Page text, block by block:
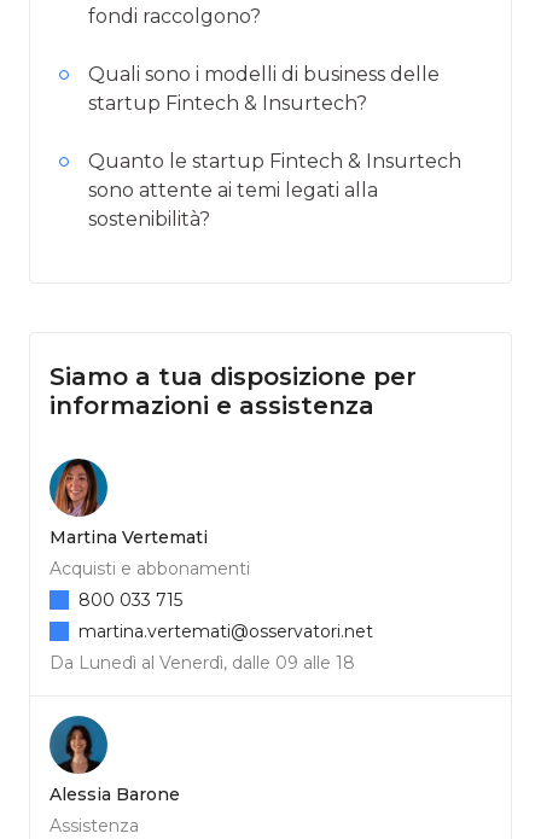
fondi raccolgono?
Quali sono i modelli di business delle
startup Fintech & Insurtech?
Quanto le startup Fintech & Insurtech
sono attente ai temi legati alla
sostenibilità?
Siamo a tua disposizione per
informazioni e assistenza
Martina Vertemati
Acquisti e abbonamenti
Da Lunedì al Venerdì, dalle 09 alle 18
800 033 715
martina.vertemati@osservatori.net
Alessia Barone
Assistenza